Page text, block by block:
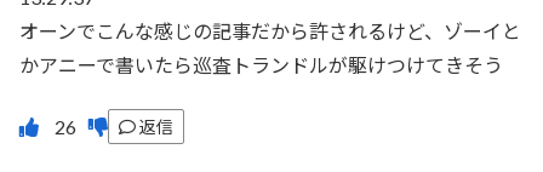
オーンでこんな感じの記事だから許されるけど、ゾーイと
かアニーで書いたら巡査トランドルが駆けつけてきそう
返信